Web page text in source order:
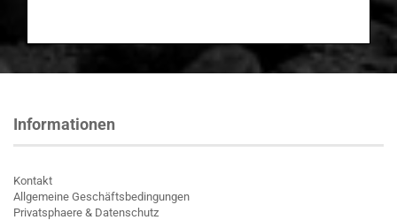
Informationen
Kontakt
Allgemeine Geschäftsbedingungen
Privatsphaere & Datenschutz